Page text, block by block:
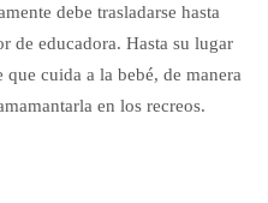
debe trasladarse hasta
de educadora. Hasta su lugar
cuida a la bebé, de manera
en los recreos.